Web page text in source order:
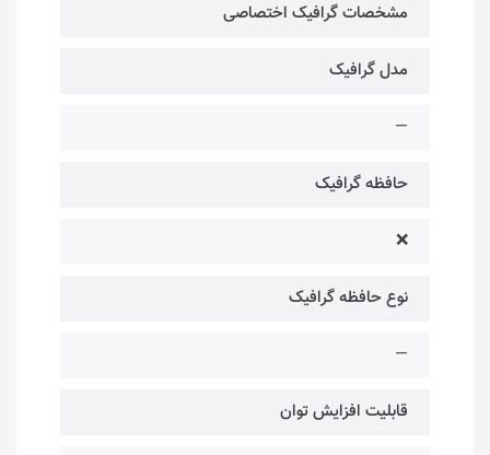
مشخصات گرافیک اختصاصی
مدل گرافیک
—
حافظه گرافیک
❌
نوع حافظه گرافیک
—
قابلیت افزایش توان